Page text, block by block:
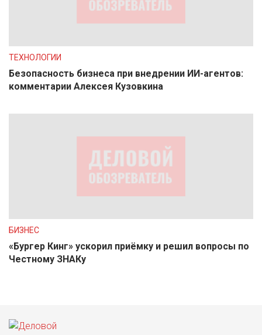
ТЕХНОЛОГИИ
Безопасность бизнеса при внедрении ИИ-агентов:
комментарии Алексея Кузовкина
БИЗНЕС
«Бургер Кинг» ускорил приёмку и решил вопросы по
Честному ЗНАКу